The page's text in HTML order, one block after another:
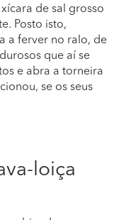
de sal grosso
Posto isto,
a ferver no ralo, de
que aí se
e abra a torneira
se os seus
loiça